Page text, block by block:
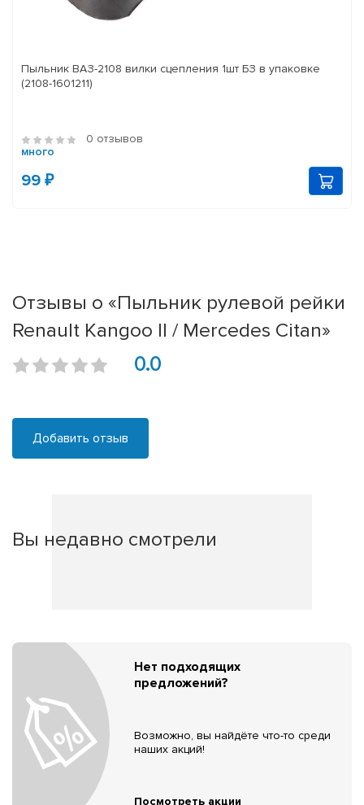
Пыльник ВАЗ-2108 вилки сцепления 1шт БЗ в упаковке
(2108-1601211)
0 отзывов
много
99 ₽
Отзывы о «Пыльник рулевой рейки
Renault Kangoo II / Mercedes Citan»
0.0
Добавить отзыв
Вы недавно смотрели
Нет подходящих
предложений?
Возможно, вы найдёте что-то среди
наших акций!
Посмотреть акции